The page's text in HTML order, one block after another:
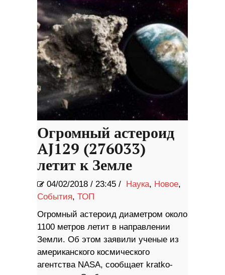
Огромный астероид
AJ129 (276033)
летит к Земле
04/02/2018 / 23:45 / Наука, Новое,
События, ТОП
Огромный астероид диаметром около
1100 метров летит в направлении
Земли. Об этом заявили ученые из
американского космического
агентства NASA, сообщает kratko-